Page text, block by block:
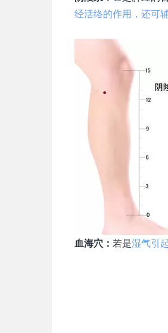
经活络的作用，还可
血海穴： 若是湿气引